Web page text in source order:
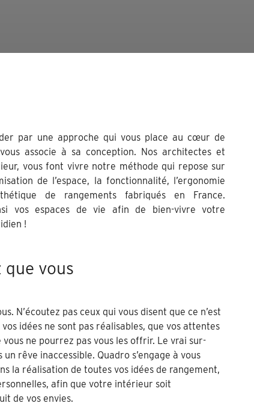
par une approche qui vous place au cœur de
associe à sa conception. Nos architectes et
vous font vivre notre méthode qui repose sur
de l’espace, la fonctionnalité, l’ergonomie
de rangements fabriqués en France.
vos espaces de vie afin de bien-vivre votre
!
que vous
N’écoutez pas ceux qui vous disent que ce n’est
vos idées ne sont pas réalisables, que vos attentes
ne pourrez pas vous les offrir. Le vrai sur-
un rêve inaccessible. Quadro s’engage à vous
la réalisation de toutes vos idées de rangement,
afin que votre intérieur soit
de vos envies.